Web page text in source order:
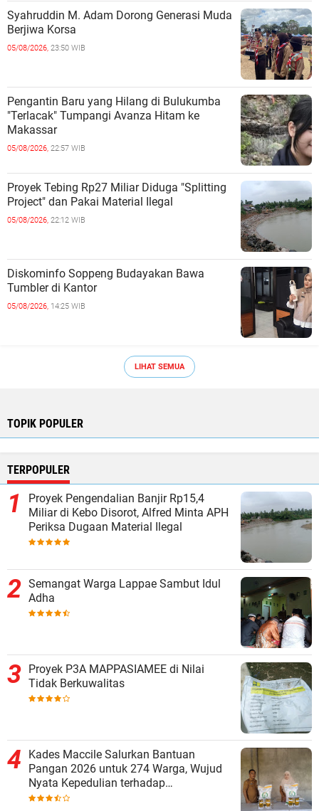
Syahruddin M. Adam Dorong Generasi Muda
Berjiwa Korsa ‎
05/08/2026, 23:50 WIB
Pengantin Baru yang Hilang di Bulukumba
"Terlacak" Tumpangi Avanza Hitam ke
Makassar
05/08/2026, 22:57 WIB
Proyek Tebing Rp27 Miliar Diduga "Splitting
Project" dan Pakai Material Ilegal
05/08/2026, 22:12 WIB
Diskominfo Soppeng Budayakan Bawa
Tumbler di Kantor ‎
05/08/2026, 14:25 WIB
LIHAT SEMUA
TOPIK POPULER
TERPOPULER
Proyek Pengendalian Banjir Rp15,4
Miliar di Kebo Disorot, Alfred Minta APH
Periksa Dugaan Material Ilegal
Semangat Warga Lappae Sambut Idul
Adha
Proyek P3A MAPPASIAMEE di Nilai
Tidak Berkuwalitas
Kades Maccile Salurkan Bantuan
Pangan 2026 untuk 274 Warga, Wujud
Nyata Kepedulian terhadap
Kesejahteraan Masyarakat